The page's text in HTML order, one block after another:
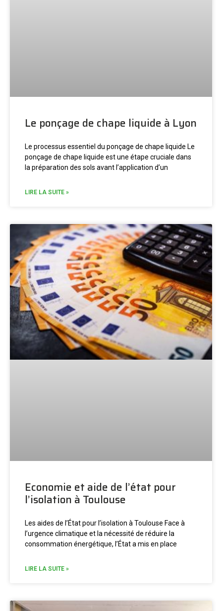
Le ponçage de chape liquide à Lyon
Le processus essentiel du ponçage de chape liquide Le
ponçage de chape liquide est une étape cruciale dans
la préparation des sols avant l’application d’un
LIRE LA SUITE »
Economie et aide de l’état pour
l’isolation à Toulouse
Les aides de l’État pour l’isolation à Toulouse Face à
l’urgence climatique et la nécessité de réduire la
consommation énergétique, l’État a mis en place
LIRE LA SUITE »